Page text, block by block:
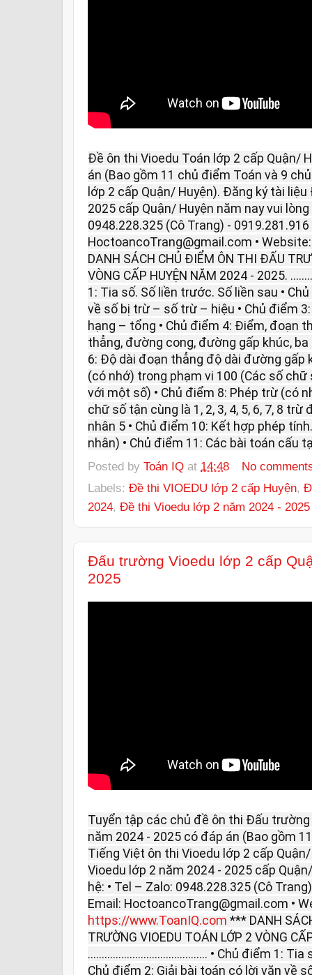
Đề ôn thi Vioedu Toán lớp 2 cấp Quận/
án (Bao gồm 11 chủ điểm Toán và 9
lớp 2 cấp Quận/ Huyện). Đăng ký tài
2025 cấp Quận/ Huyện năm nay vui lòng
0948.228.325 (Cô Trang) -
HoctoancoTrang@gmail.com •
DANH SÁCH CHỦ ĐIỂM ÔN THI ĐẤU
VÒNG CẤP HUYỆN NĂM 2024 - 2025.
1: Tia số. Số liền trước. Số liền sau •
về số bị trừ – số trừ – hiệu • Chủ điểm
hạng – tổng • Chủ điểm 4: Điểm, đoạn
thẳng, đường cong, đường gấp khúc,
6: Độ dài đoạn thẳng độ dài đường gấp
(có nhớ) trong phạm vi 100 (Các số chữ
với một số) • Chủ điểm 8: Phép trừ (có
chữ số tận cùng là 1, 2, 3, 4, 5, 6, 7, 8
nhân 5 • Chủ điểm 10: Kết hợp phép
nhân) • Chủ điểm 11: Các bài toán cấu
Posted by Toán IQ at 14:48
No
Labels: Đề thi VIOEDU lớp 2 cấp Huyện,
2024, Đề thi Vioedu lớp 2 năm 2024 - 2025
Đấu trường Vioedu lớp 2 cấp
2025
Tuyển tập các chủ đề ôn thi Đấu trường
năm 2024 - 2025 có đáp án (Bao gồm
Tiếng Việt ôn thi Vioedu lớp 2 cấp
Vioedu lớp 2 năm 2024 - 2025 cấp
hệ: • Tel – Zalo: 0948.228.325 (Cô
Email: HoctoancoTrang@gmail.com •
https://www.ToanIQ.com *** DANH
TRƯỜNG VIOEDU TOÁN LỚP 2 VÒNG
........................................... • Chủ điểm 1:
Chủ điểm 2: Giải bài toán có lời văn về